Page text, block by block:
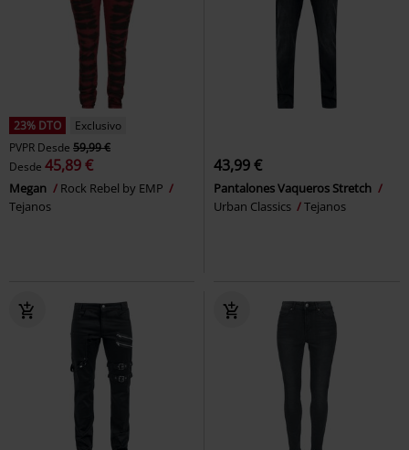
23% DTO
Exclusivo
PVPR Desde 59,99 €
Desde 45,89 €
Megan
Rock Rebel by EMP
Tejanos
43,99 €
Pantalones Vaqueros Stretch
Urban Classics
Tejanos